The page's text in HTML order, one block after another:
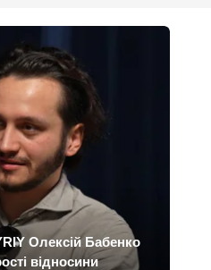
Олексій Бабенко
відносини